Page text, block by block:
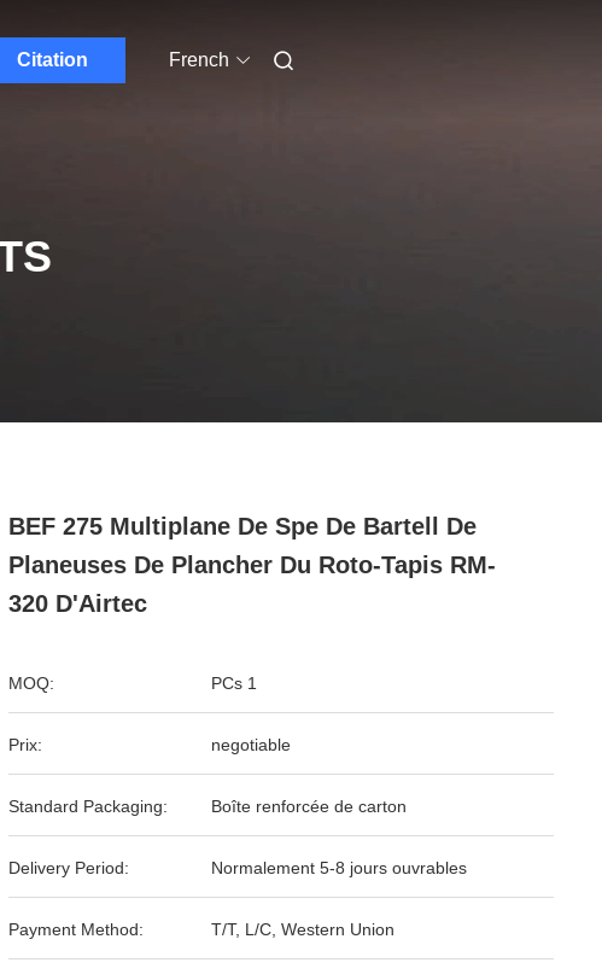
Citation French
BEF 275 Multiplane De Spe De Bartell De
Planeuses De Plancher Du Roto-Tapis RM-
320 D'Airtec
MOQ: PCs 1
Prix: negotiable
Standard Packaging: Boîte renforcée de carton
Delivery Period: Normalement 5-8 jours ouvrables
Payment Method: T/T, L/C, Western Union